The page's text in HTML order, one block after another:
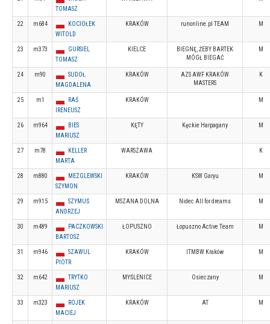
TOMASZ
22 m684
KOCIOŁEK
WITOLD
KRAKÓW runonline.pl TEAM M
23 m373
GURSIEL
TOMASZ
KIELCE
BIEGNĘ, ŻEBY BARTEK
MÓGŁ BIEGAĆ
M
24 m90
SUDOŁ
MAGDALENA
KRAKÓW
AZS AWF KRAKÓW
MASTERS
K
25 m1
RAŚ
IRENEUSZ
KRAKÓW M
26 m964
BIES
MARIUSZ
KĘTY Kęckie Harpagany M
27 m78
KELLER
MARTA
WARSZAWA K
28 m880
MEZGLEWSKI
SZYMON
KRAKÓW KSW Garyu M
29 m915
SZYMUŚ
ANDRZEJ
MSZANA DOLNA Nidec All for dreams M
30 m489
PACZKOWSKI
BARTOSZ
ŁOPUSZNO Łopuszno Active Team M
31 m946
SZAWUL
PIOTR
KRAKÓW ITMBW Kraków M
32 m642
TRYTKO
MARIUSZ
MYŚLENICE Osieczany M
33 m323
ROJEK
MACIEJ
KRAKÓW AT M